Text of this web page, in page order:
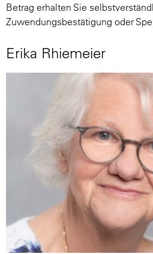
Betrag erhalten Sie
Zuwendungsbestätigung oder
Erika Rhiemeier